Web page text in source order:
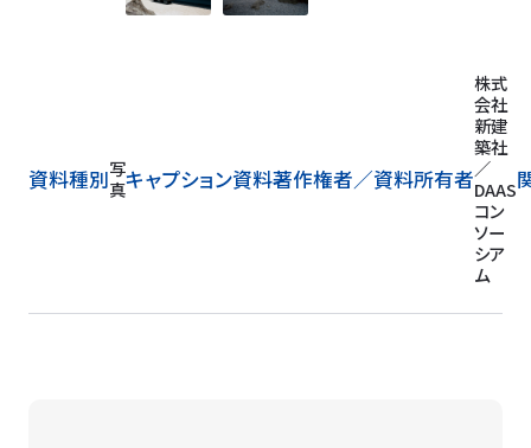
資料種別写
真キャプション資料著作権者／資料所有者
株式
会社
新建
築社
／
DAAS
コン
ソー
シア
ム